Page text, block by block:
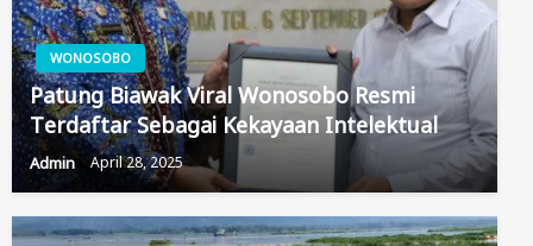
WONOSOBO
Patung Biawak Viral Wonosobo Resmi
Terdaftar Sebagai Kekayaan Intelektual
Admin April 28, 2025